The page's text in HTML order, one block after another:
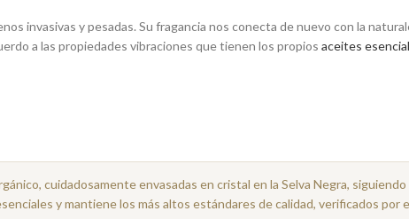
invasivas y pesadas. Su fragancia nos conecta de nuevo con la
a las propiedades vibraciones que tienen los propios aceites
cuidadosamente envasadas en cristal en la Selva Negra,
y mantiene los más altos estándares de calidad, verificados por